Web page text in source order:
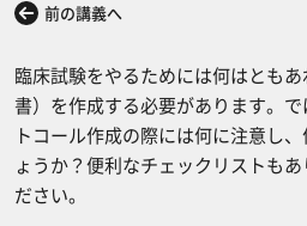
前の講義へ
臨床試験をやるためには何はとも
書）を作成する必要があります。
トコール作成の際には何に注意し
ょうか？便利なチェックリストも
ださい。